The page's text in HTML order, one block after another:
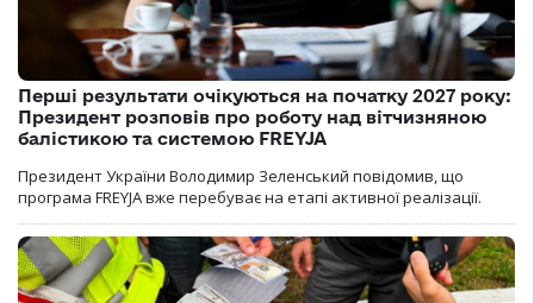
Перші результати очікуються на початку 2027 року:
Президент розповів про роботу над вітчизняною
балістикою та системою FREYJA
Президент України Володимир Зеленський повідомив, що
програма FREYJA вже перебуває на етапі активної реалізації.